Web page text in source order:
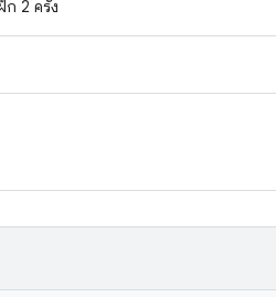
ก 2 ครั้ง